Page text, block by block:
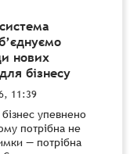
нових
бізнесу
11:39
упевнено
потрібна не
— потрібна